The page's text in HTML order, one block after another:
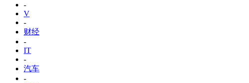
-
V
-
财经
-
IT
-
汽车
-